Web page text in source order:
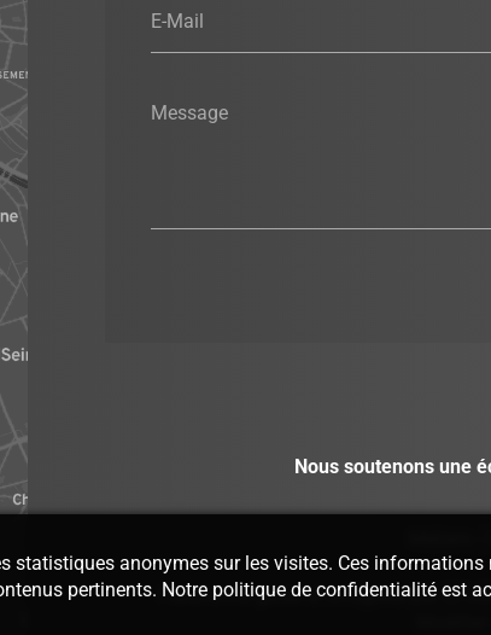
E-Mail
Message
Nous soutenons une
Plateforme gérée et infogérée par
statistiques anonymes sur les visites. Ces informations
pertinents. Notre politique de confidentialité est